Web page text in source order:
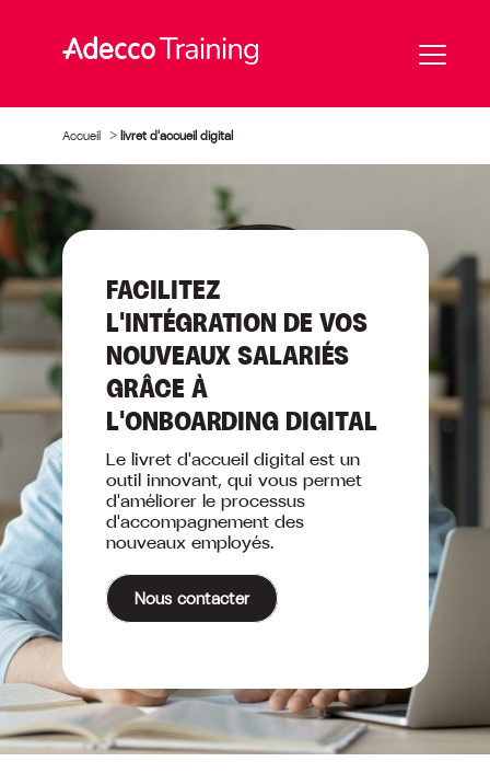
Accueil >livret d'accueil digital
FACILITEZ
L'INTÉGRATION DE VOS
NOUVEAUX SALARIÉS
GRÂCE À
L'ONBOARDING DIGITAL
Le livret d'accueil digital est un
outil innovant, qui vous permet
d'améliorer le processus
d'accompagnement des
nouveaux employés.
Nous contacter